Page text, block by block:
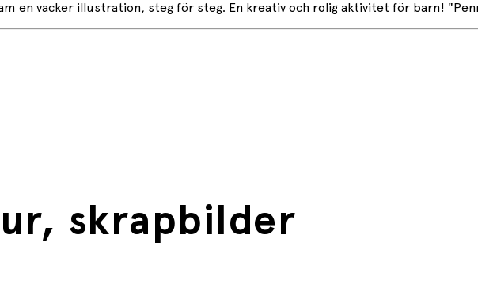
en vacker illustration, steg för steg. En kreativ och rolig aktivitet för barn!
skrapbilder